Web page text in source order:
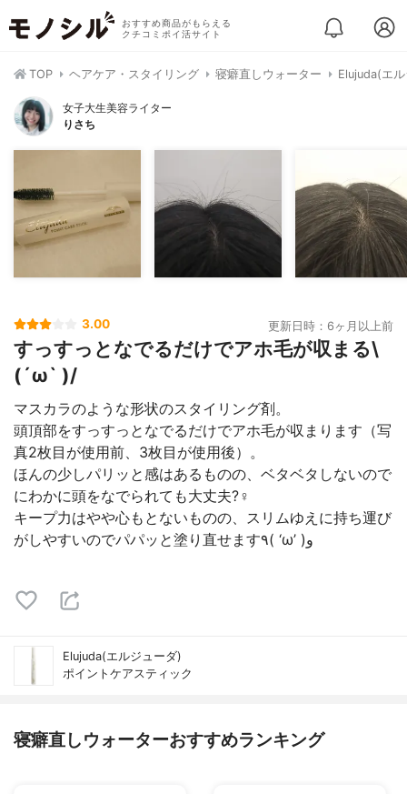
おすすめ商品がもらえる
クチコミポイ活サイト
TOP ヘアケア・スタイリング 寝癖直しウォーター Elujuda(エ
女子大生美容ライター
りさち
3.00 更新日時：6ヶ月以上前
すっすっとなでるだけでアホ毛が収まる\
(´ω` )/
マスカラのような形状のスタイリング剤。
頭頂部をすっすっとなでるだけでアホ毛が収まります（写
真2枚目が使用前、3枚目が使用後）。
ほんの少しパリッと感はあるものの、ベタベタしないので
にわかに頭をなでられても大丈夫?‍♀️
キープ力はやや心もとないものの、スリムゆえに持ち運び
がしやすいのでパパッと塗り直せます٩( ‘ω’ )و
Elujuda(エルジューダ)
ポイントケアスティック
寝癖直しウォーターおすすめランキング